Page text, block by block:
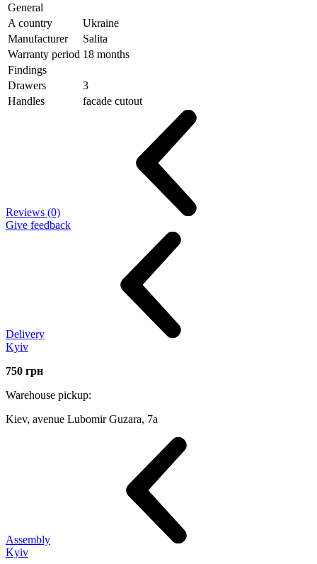
General
A country
Ukraine
Manufacturer
Salita
Warranty period 18 months
Findings
Drawers
3
Handles
facade cutout
Reviews (0)
Give feedback
Delivery
Kyiv
750 грн
Warehouse pickup:
Kiev, avenue Lubomir Guzara, 7а
Assembly
Kyiv